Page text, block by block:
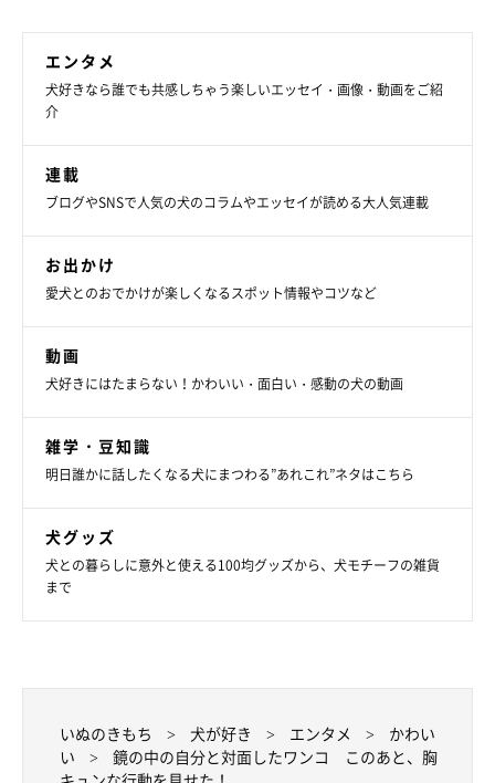
エンタメ
犬好きなら誰でも共感しちゃう楽しいエッセイ・画像・動画をご紹
介
連載
ブログやSNSで人気の犬のコラムやエッセイが読める大人気連載
お出かけ
愛犬とのおでかけが楽しくなるスポット情報やコツなど
動画
犬好きにはたまらない！かわいい・面白い・感動の犬の動画
雑学・豆知識
明日誰かに話したくなる犬にまつわる”あれこれ”ネタはこちら
犬グッズ
犬との暮らしに意外と使える100均グッズから、犬モチーフの雑貨
まで
いぬのきもち 犬が好き エンタメ
かわい
い
鏡の中の自分と対面したワンコ このあと、胸